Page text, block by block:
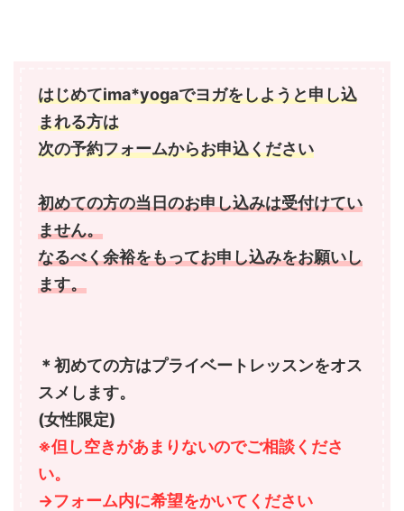
はじめてima*yogaでヨガをしようと申し込
まれる方は
次の予約フォームからお申込ください
初めての方の当日のお申し込みは受付けてい
ません。
なるべく余裕をもってお申し込みをお願いし
ます。
＊初めての方はプライベートレッスンをオス
スメします。
(女性限定)
※但し空きがあまりないのでご相談くださ
い。
→フォーム内に希望をかいてください